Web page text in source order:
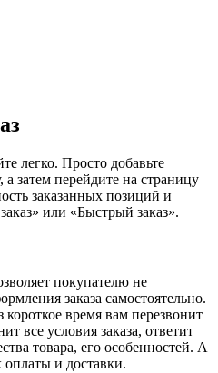
легко. Просто добавьте
затем перейдите на страницу
заказанных позиций и
или «Быстрый заказ».
покупателю не
заказа самостоятельно.
время вам перезвонит
все условия заказа, ответит
товара, его особенностей. А
оплаты и доставки.